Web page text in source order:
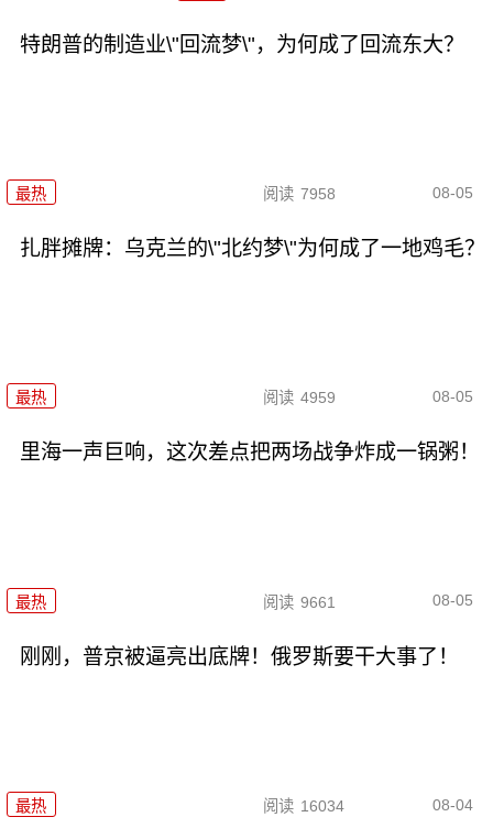
特朗普的制造业\"回流梦\"，为何成了回流东大？
最热 阅读 7958 08-05
扎胖摊牌：乌克兰的\"北约梦\"为何成了一地鸡毛？
最热 阅读 4959 08-05
里海一声巨响，这次差点把两场战争炸成一锅粥！
最热 阅读 9661 08-05
刚刚，普京被逼亮出底牌！俄罗斯要干大事了！
最热 阅读 16034 08-04